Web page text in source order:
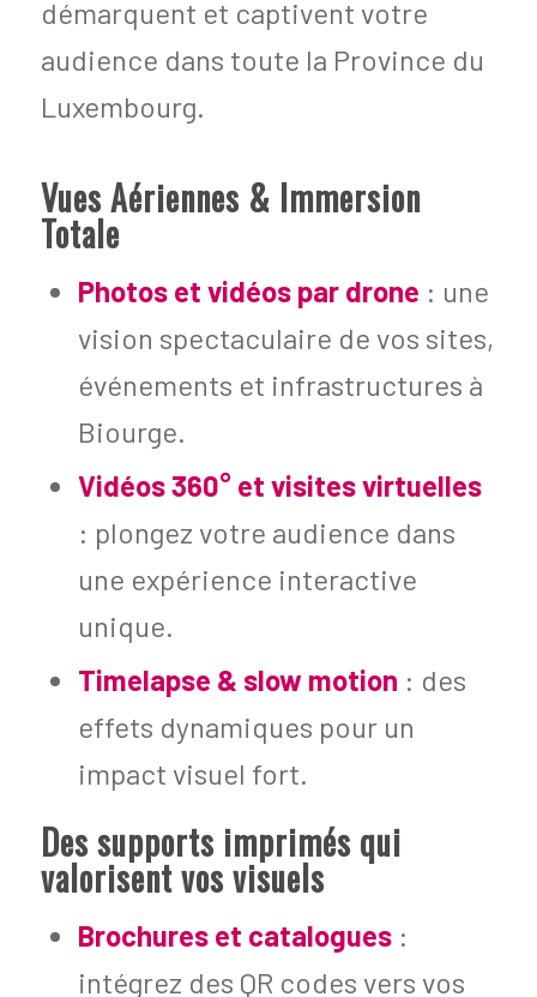
démarquent et captivent votre
audience dans toute la Province du
Luxembourg.
Vues Aériennes & Immersion
Totale
Photos et vidéos par drone : une
vision spectaculaire de vos sites,
événements et infrastructures à
Biourge.
Vidéos 360° et visites virtuelles
: plongez votre audience dans
une expérience interactive
unique.
Timelapse & slow motion : des
effets dynamiques pour un
impact visuel fort.
Des supports imprimés qui
valorisent vos visuels
Brochures et catalogues:
intégrez des QR codes vers vos